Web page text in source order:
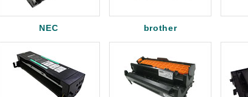
NEC brother